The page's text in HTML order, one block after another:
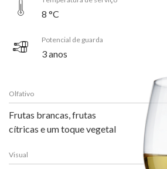
8 °C
Potencial de guarda
3 anos
Olfativo
Frutas brancas, frutas
cítricas e um toque vegetal
Visual